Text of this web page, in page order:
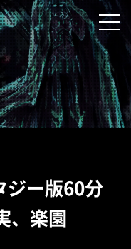
ジー版60分
、楽園